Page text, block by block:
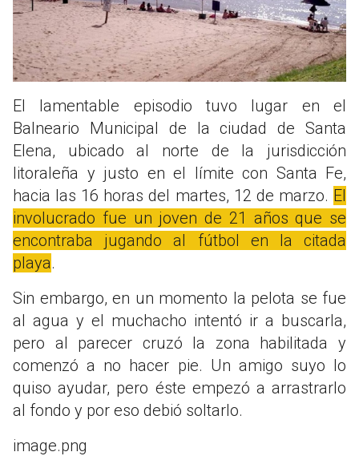
El lamentable episodio tuvo lugar en el
Balneario Municipal de la ciudad de Santa
Elena, ubicado al norte de la jurisdicción
litoraleña y justo en el límite con Santa Fe,
hacia las 16 horas del martes, 12 de marzo. El
involucrado fue un joven de 21 años que se
encontraba jugando al fútbol en la citada
playa.
Sin embargo, en un momento la pelota se fue
al agua y el muchacho intentó ir a buscarla,
pero al parecer cruzó la zona habilitada y
comenzó a no hacer pie. Un amigo suyo lo
quiso ayudar, pero éste empezó a arrastrarlo
al fondo y por eso debió soltarlo.
image.png